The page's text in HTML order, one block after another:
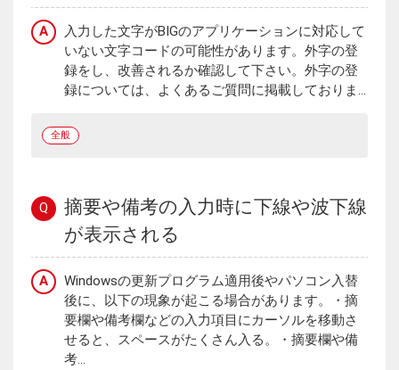
A
入力した文字がBIGのアプリケーションに対応して
いない文字コードの可能性があります。外字の登
録をし、改善されるか確認して下さい。外字の登
録については、よくあるご質問に掲載しておりま...
全般
Q
摘要や備考の入力時に下線や波下線
が表示される
A
Windowsの更新プログラム適用後やパソコン入替
後に、以下の現象が起こる場合があります。・摘
要欄や備考欄などの入力項目にカーソルを移動さ
せると、スペースがたくさん入る。・摘要欄や備
考...